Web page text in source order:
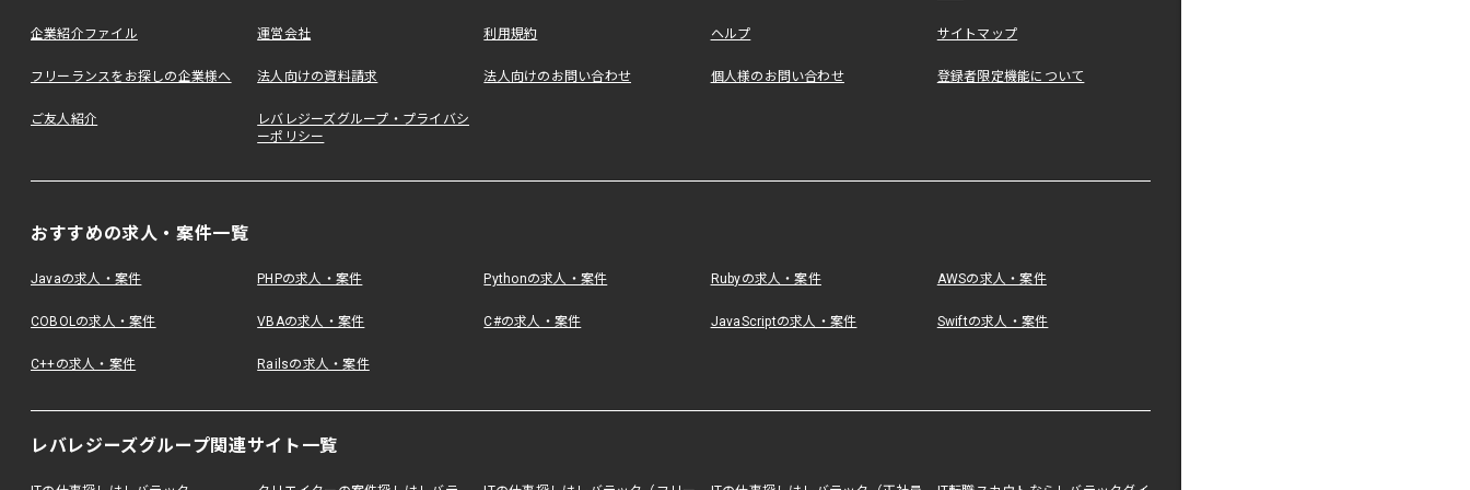
企業紹介ファイル 運営会社 利用規約 ヘルプ サイトマップ
フリーランスをお探しの企業様へ 法人向けの資料請求 法人向けのお問い合わせ 個人様のお問い合わせ 登録者限定機能について
ご友人紹介
レバレジーズグループ・プライバシ
ーポリシー
おすすめの求人・案件一覧
Javaの求人・案件 PHPの求人・案件 Pythonの求人・案件 Rubyの求人・案件 AWSの求人・案件
COBOLの求人・案件 VBAの求人・案件 C#の求人・案件 JavaScriptの求人・案件 Swiftの求人・案件
C++の求人・案件 Railsの求人・案件
レバレジーズグループ関連サイト一覧